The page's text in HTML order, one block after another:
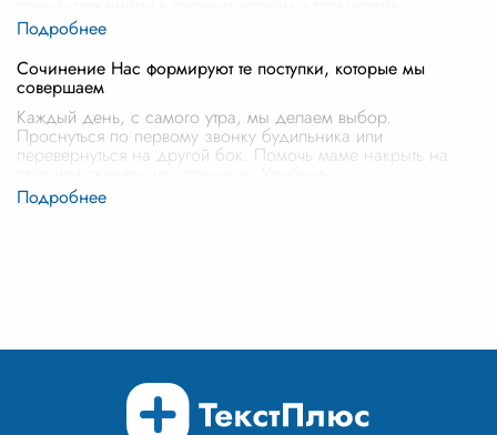
Сочинение Нас формируют те поступки, которые мы
совершаем
Каждый день, с самого утра, мы делаем выбор.
Проснуться по первому звонку будильника или
перевернуться на другой бок. Помочь маме накрыть на